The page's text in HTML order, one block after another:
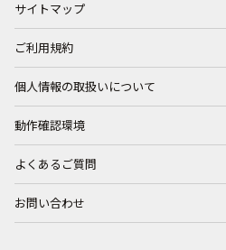
サイトマップ
ご利用規約
個人情報の取扱いについて
動作確認環境
よくあるご質問
お問い合わせ